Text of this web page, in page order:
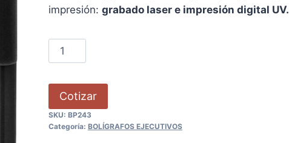
impresión: grabado laser e impresión digital UV.
Cotizar
SKU: BP243
Categoría: BOLÍGRAFOS EJECUTIVOS